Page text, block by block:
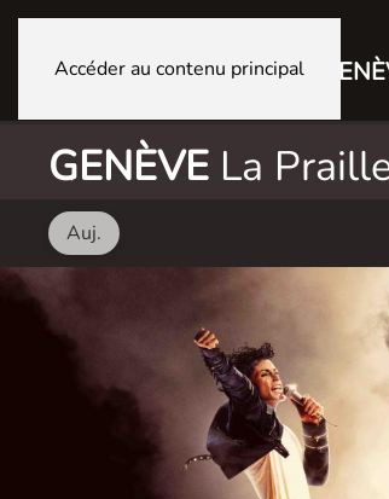
Accéder au contenu principal
GENÈVE La
Auj.